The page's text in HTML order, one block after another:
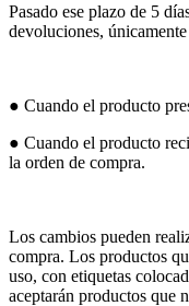
Pasado ese plazo de 5
devoluciones,
● Cuando el producto
● Cuando el producto
la orden de compra.
Los cambios pueden
compra. Los productos
uso, con etiquetas
aceptarán productos que